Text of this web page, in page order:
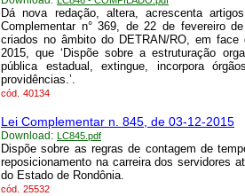
Dá nova redação, altera, acrescenta
Complementar n° 369, de 22 de fevereiro
criados no âmbito do DETRAN/RO, em
2015, que ‘Dispõe sobre a estruturação
pública estadual, extingue, incorpora
providências.’.
cód. 40134
Lei Complementar n. 845, de 03-12-2015
Download: LC845.pdf
Dispõe sobre as regras de contagem de
reposicionamento na carreira dos servidores
do Estado de Rondônia.
cód. 25532